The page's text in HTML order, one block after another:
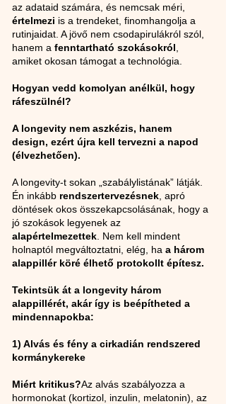
az adataid számára, és nemcsak méri,
értelmezi is a trendeket, finomhangolja a
rutinjaidat. A jövő nem csodapirulákról szól,
hanem a fenntartható szokásokról
amiket okosan támogat a technológia.
Hogyan vedd komolyan anélkül, hogy
ráfeszülnél?
A longevity nem aszkézis, hanem
design, ezért újra kell tervezni a napod
(élvezhetően).
A longevity-t sokan „szabálylistának” látják.
Én inkább rendszertervezésnek , apró
döntések okos összekapcsolásának, hogy a
jó szokások legyenek az
alapértelmezettek . Nem kell mindent
holnaptól megváltoztatni, elég, ha a három
alappillér köré élhető protokollt építesz.
Tekintsük át a longevity három
alappillérét, akár így is beépítheted a
mindennapokba:
1) Alvás és fény a cirkadián rendszered
kormánykereke
Miért kritikus?Az alvás szabályozza a
hormonokat (kortizol, inzulin, melatonin), az